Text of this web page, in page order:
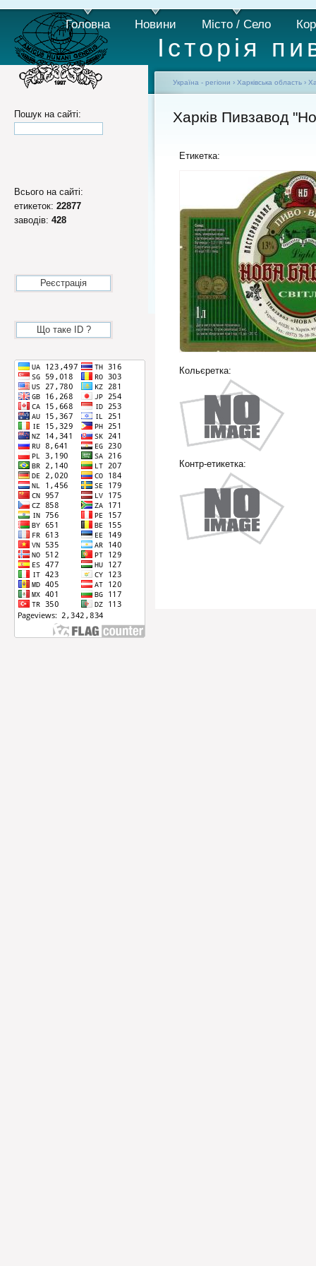
Історія
Головна Новини Місто / Село
Пошук на сайті:
Всього на сайті:
етикеток: 22877
заводів: 428
Реєстрація
Що таке ID ?
Україна - регіони › Харківська область ›
Харків Пивзавод
Етикетка:
Кольєретка:
Контр-етикетка: